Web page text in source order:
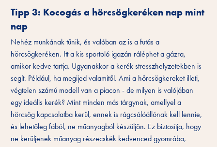
Tipp 3: Kocogás a hörcsögkeréken nap mint
nap
Nehéz munkának tűnik, és valóban az is a futás a
hörcsögkeréken. Itt a kis sportoló igazán ráléphet a gázra,
amikor kedve tartja. Ugyanakkor a kerék stresszhelyzetekben is
segít. Például, ha megijed valamitől. Ami a hörcsögkereket illeti,
végtelen számú modell van a piacon - de milyen is valójában
egy ideális kerék? Mint minden más tárgynak, amellyel a
hörcsög kapcsolatba kerül, ennek is rágcsálóállónak kell lennie,
és lehetőleg fából, ne műanyagból készüljön. Ez biztosítja, hogy
ne kerüljenek műanyag részecskék kedvenced gyomrába,